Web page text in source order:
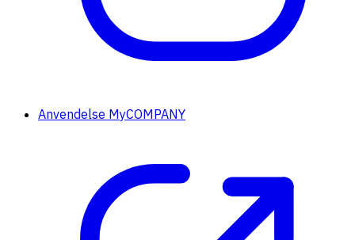
Anvendelse MyCOMPANY